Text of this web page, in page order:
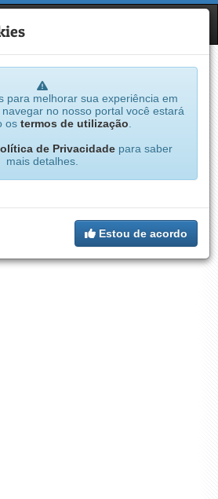
para melhorar sua experiência em
no nosso portal você estará
os termos de utilização
de Privacidadepara saber
mais detalhes.
Estou de acordo